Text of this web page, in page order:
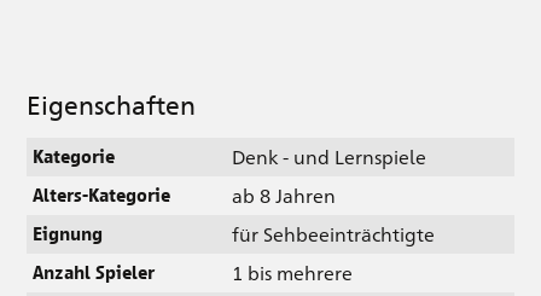
Eigenschaften
Kategorie Denk - und Lernspiele
Alters-Kategorie ab 8 Jahren
Eignung für Sehbeeinträchtigte
Anzahl Spieler 1 bis mehrere